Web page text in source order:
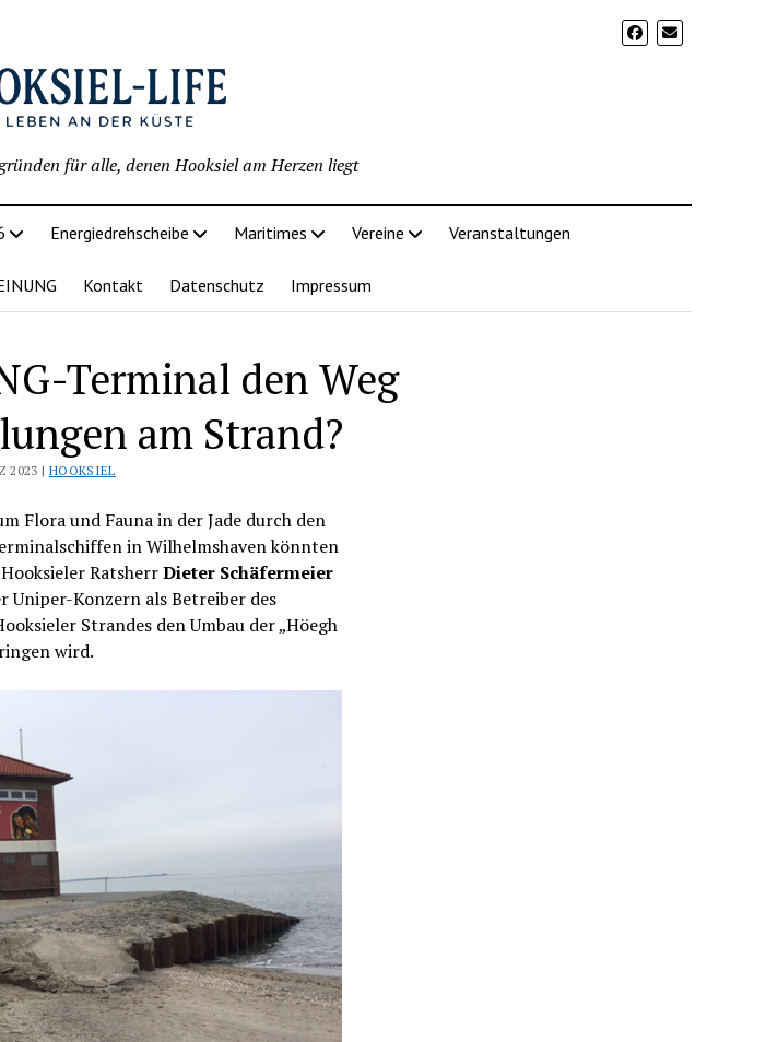
für alle, denen Hooksiel am Herzen liegt
Energiedrehscheibe Maritimes Vereine Veranstaltungen
Kontakt Datenschutz Impressum
Terminal den Weg
am Strand?
2023 | HOOKSIEL
Flora und Fauna in der Jade durch den
in Wilhelmshaven könnten
RatsherrDieter Schäfermeier
Uniper-Konzern als Betreiber des
Strandes den Umbau der „Höegh
wird.